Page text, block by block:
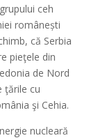
ceh
românești
că Serbia
pieţele din
de Nord
ţările cu
şi Cehia.
nucleară